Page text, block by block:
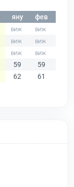
яну фев
59 59
62 61